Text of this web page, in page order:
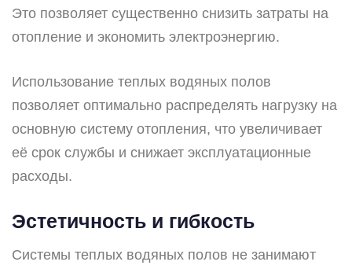
Это позволяет существенно снизить затраты на
отопление и экономить электроэнергию.
Использование теплых водяных полов
позволяет оптимально распределять нагрузку на
основную систему отопления, что увеличивает
её срок службы и снижает эксплуатационные
расходы.
Эстетичность и гибкость
Системы теплых водяных полов не занимают